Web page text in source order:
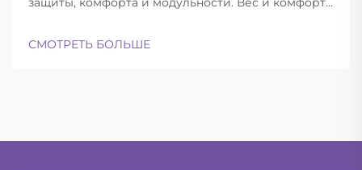
шлемы успешно находят баланс между
СМОТРЕТЬ БОЛЬШЕ